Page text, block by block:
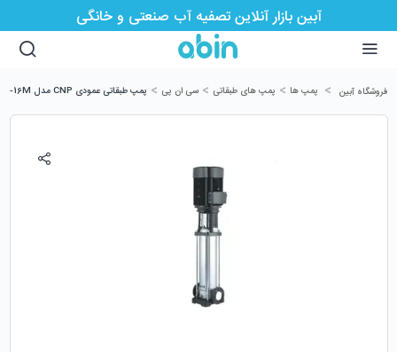
آبین بازار آنلاین تصفیه آب صنعتی و خانگی
فروشگاه آبین > پمپ ها > پمپ های طبقاتی > سی ان پی > پمپ طبقاتی عمودی CNP مدل CDLF8-16M